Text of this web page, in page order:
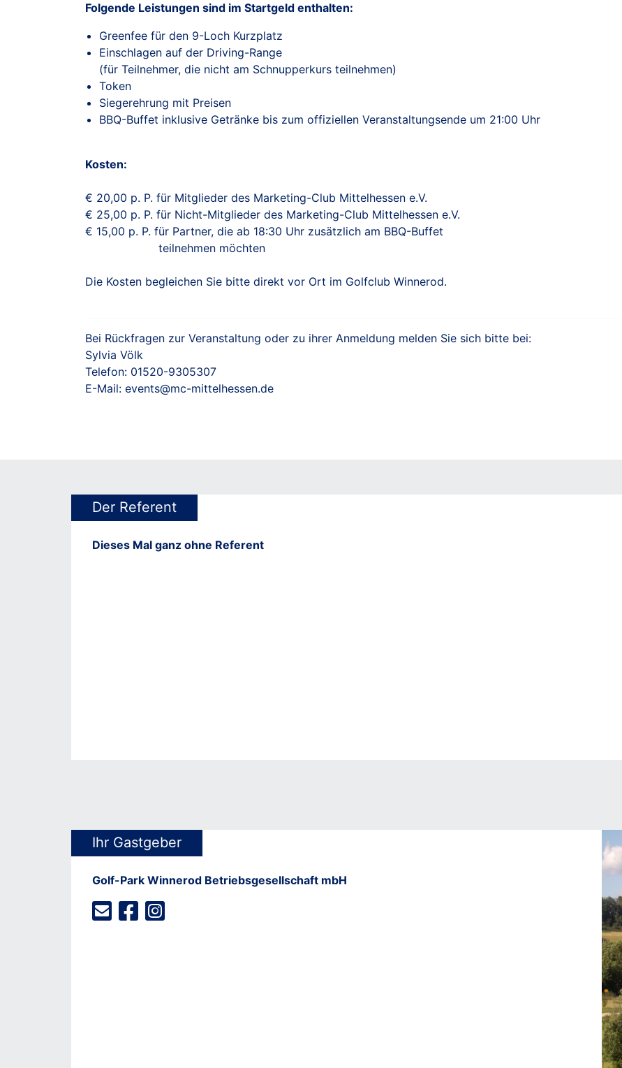
Folgende Leistungen sind im Startgeld enthalten:
Greenfee für den 9-Loch Kurzplatz
Einschlagen auf der Driving-Range
(für Teilnehmer, die nicht am Schnupperkurs teilnehmen)
Token
Siegerehrung mit Preisen
BBQ-Buffet inklusive Getränke bis zum offiziellen Veranstaltungsende um 21:00 Uhr
Kosten:
€ 20,00 p. P. für Mitglieder des Marketing-Club Mittelhessen e.V.
€ 25,00 p. P. für Nicht-Mitglieder des Marketing-Club Mittelhessen e.V.
€ 15,00 p. P. für Partner, die ab 18:30 Uhr zusätzlich am BBQ-Buffet
teilnehmen möchten
Die Kosten begleichen Sie bitte direkt vor Ort im Golfclub Winnerod.
Bei Rückfragen zur Veranstaltung oder zu ihrer Anmeldung melden Sie sich bitte bei:
Sylvia Völk
Telefon: 01520-9305307
E-Mail: events@mc-mittelhessen.de
Der Referent
Dieses Mal ganz ohne Referent
Ihr Gastgeber
Golf-Park Winnerod Betriebsgesellschaft mbH